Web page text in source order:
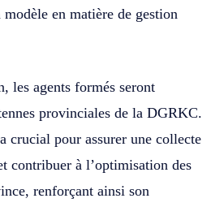
en matière de gestion
les agents formés seront
provinciales de la DGRKC.
crucial pour assurer une collecte
contribuer à l’optimisation des
renforçant ainsi son